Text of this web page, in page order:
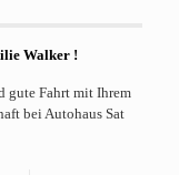
Walker !
gute Fahrt mit Ihrem
bei Autohaus Sat